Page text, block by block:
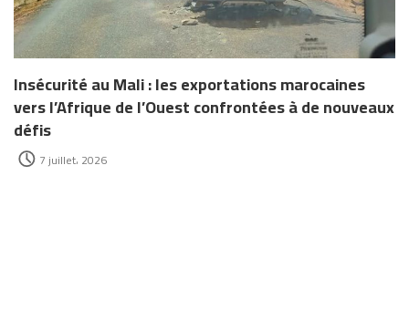
Insécurité au Mali : les exportations marocaines
vers l’Afrique de l’Ouest confrontées à de nouveaux
défis
7 juillet، 2026